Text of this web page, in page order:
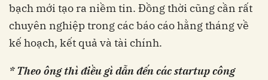
bạch mới tạo ra niềm tin. Đồng thời cũng cần rất
chuyên nghiệp trong các báo cáo hằng tháng về
kế hoạch, kết quả và tài chính.
* Theo ông thì điều gì dẫn đến các startup công